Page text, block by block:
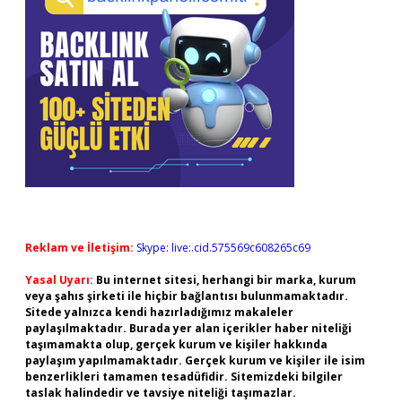
Reklam ve İletişim: Skype: live:.cid.575569c608265c69
Yasal Uyarı: Bu internet sitesi, herhangi bir marka, kurum
veya şahıs şirketi ile hiçbir bağlantısı bulunmamaktadır.
Sitede yalnızca kendi hazırladığımız makaleler
paylaşılmaktadır. Burada yer alan içerikler haber niteliği
taşımamakta olup, gerçek kurum ve kişiler hakkında
paylaşım yapılmamaktadır. Gerçek kurum ve kişiler ile isim
benzerlikleri tamamen tesadüfidir. Sitemizdeki bilgiler
taslak halindedir ve tavsiye niteliği taşımazlar.